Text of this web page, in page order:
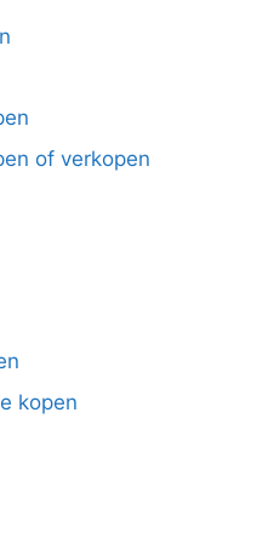
of verkopen
kopen